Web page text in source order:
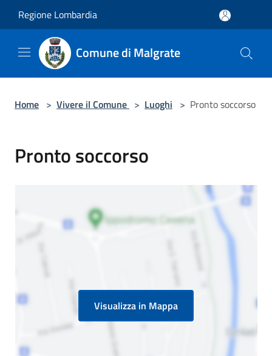
Regione Lombardia
Comune di Malgrate
Home > Vivere il Comune > Luoghi > Pronto soccorso
Pronto soccorso
Visualizza in Mappa